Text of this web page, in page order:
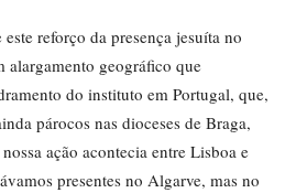
reforço da presença jesuíta no
geográfico que
do instituto em Portugal, que,
párocos nas dioceses de Braga,
ação acontecia entre Lisboa e
presentes no Algarve, mas no